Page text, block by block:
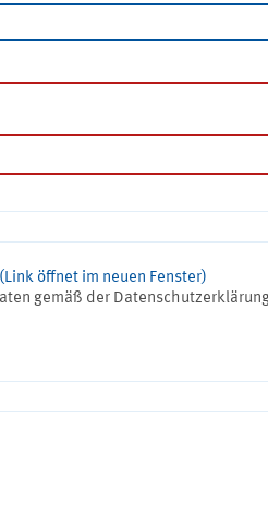
öffnet im neuen Fenster)
gemäß der